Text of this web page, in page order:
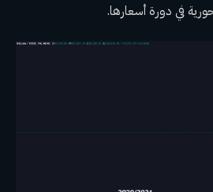
في دورة أسعارها.